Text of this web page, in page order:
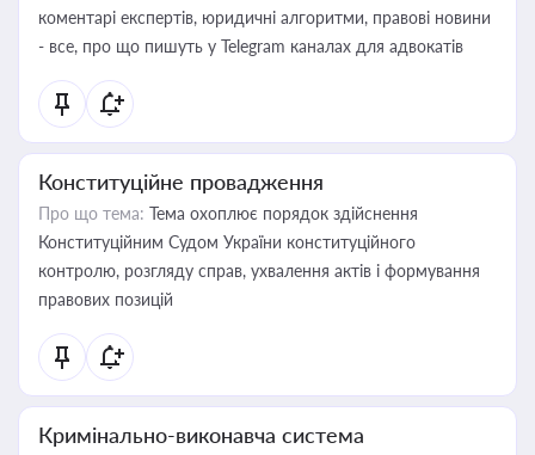
коментарі експертів, юридичні алгоритми, правові новини
- все, про що пишуть у Telegram каналах для адвокатів
Конституційне провадження
Про що тема: Тема охоплює порядок здійснення
Конституційним Судом України конституційного
контролю, розгляду справ, ухвалення актів і формування
правових позицій
Кримінально-виконавча система